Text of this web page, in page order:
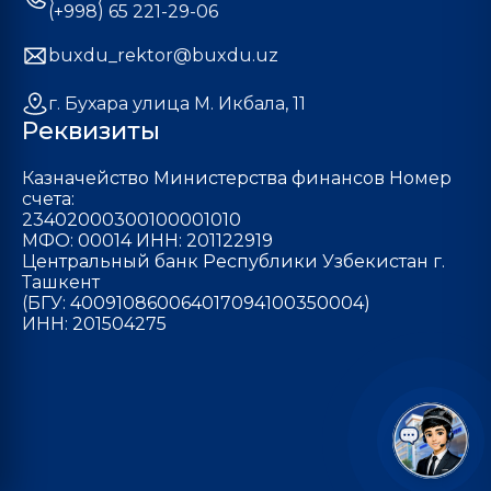
(+998) 65 221-29-06
buxdu_rektor@buxdu.uz
г. Бухара улица М. Икбала, 11
Реквизиты
Казначейство Министерства финансов Номер
счета:
23402000300100001010
МФО: 00014 ИНН: 201122919
Центральный банк Республики Узбекистан г.
Ташкент
(БГУ: 400910860064017094100350004)
ИНН: 201504275